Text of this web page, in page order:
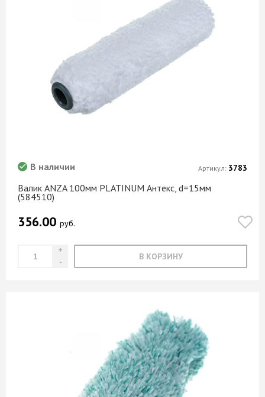
Валик ANZA 100мм PLATINUM Антекс, d=15мм
(584510)
В наличии
356.00 руб.
В КОРЗИНУ
Артикул: 3783